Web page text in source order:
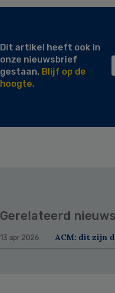
Dit artikel heeft ook in
onze nieuwsbrief
gestaan. Blijf op de
hoogte.
Gerelateerd nieuws
13 apr 2026 ACM: dit zijn